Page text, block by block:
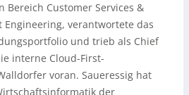
Bereich Customer Services &
Engineering, verantwortete das
und trieb als Chief
interne Cloud-First-
voran. Saueressig hat
der